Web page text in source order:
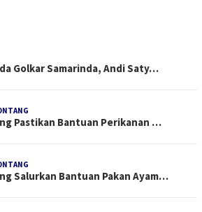
Golkar Samarinda, Andi Saty…
Pastikan Bantuan Perikanan …
Salurkan Bantuan Pakan Ayam…